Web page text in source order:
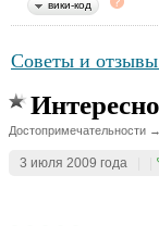
вики-код
Советы и
Достопримечательности
3 июля 2009 года